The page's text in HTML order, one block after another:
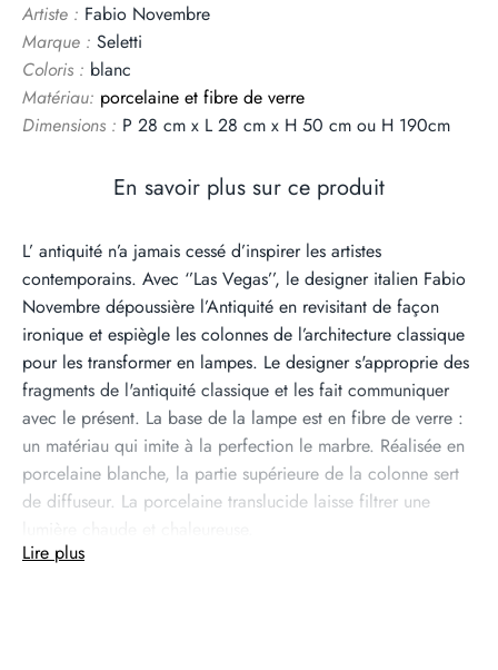
Artiste : Fabio Novembre
Marque : Seletti
Coloris : blanc
Matériau: porcelaine et fibre de verre
Dimensions : P 28 cm x L 28 cm x H 50 cm ou H 190cm
En savoir plus sur ce produit
L’ antiquité n’a jamais cessé d’inspirer les artistes
contemporains. Avec ‘’Las Vegas’’, le designer italien Fabio
Novembre dépoussière l’Antiquité en revisitant de façon
ironique et espiègle les colonnes de l’architecture classique
pour les transformer en lampes. Le designer s'approprie des
fragments de l'antiquité classique et les fait communiquer
avec le présent. La base de la lampe est en fibre de verre :
un matériau qui imite à la perfection le marbre. Réalisée en
porcelaine blanche, la partie supérieure de la colonne sert
de diffuseur. La porcelaine translucide laisse filtrer une
Cette lampe-sculpture, à la frontière entre l'art et le design,
Lire plus